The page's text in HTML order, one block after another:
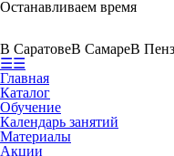
Останавливаем время
В СаратовеВ СамареВ
☰☰
Главная
Каталог
Обучение
Календарь занятий
Материалы
Акции